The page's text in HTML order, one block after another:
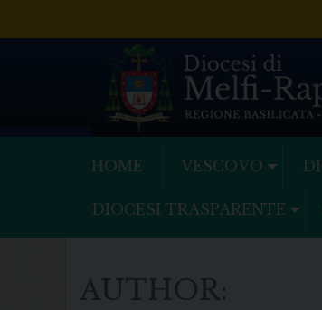
HOME VESCOVO
DIOCESI TRASPARENTE